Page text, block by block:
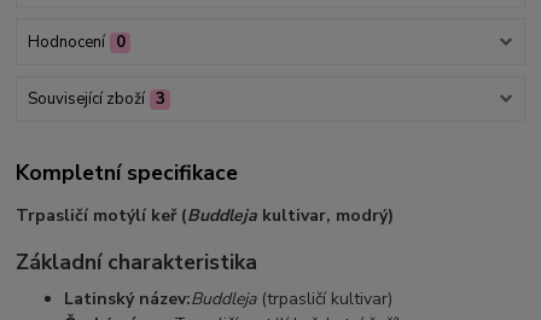
Hodnocení 0
Související zboží 3
Kompletní specifikace
Trpasličí motýlí keř (Buddleja kultivar, modrý)
Základní charakteristika
Latinský název:Buddleja(trpasličí kultivar)